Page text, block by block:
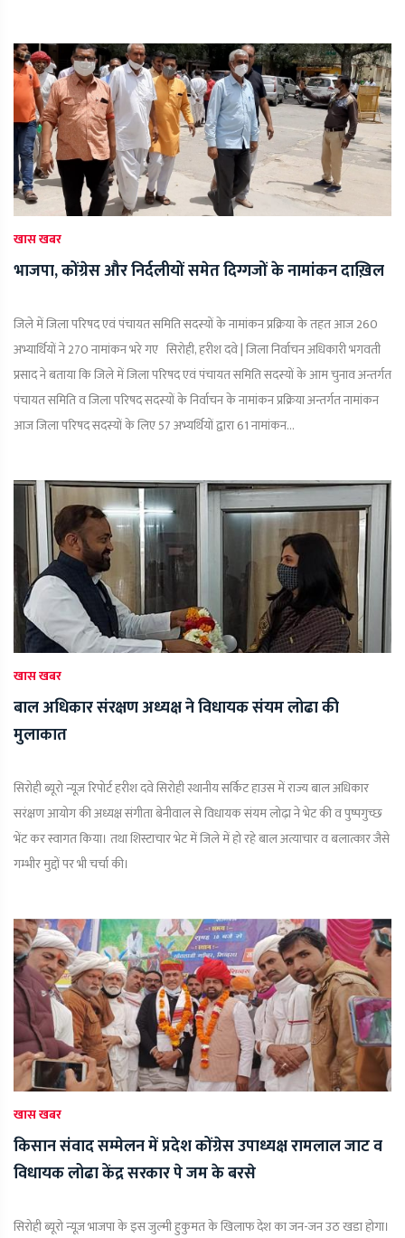
खास खबर
भाजपा, कोंग्रेस और निर्दलीयों समेत दिग्गजों के नामांकन दाख़िल
जिले में जिला परिषद एवं पंचायत समिति सदस्यों के नामांकन प्रक्रिया के तहत आज 260
अभ्यार्थियों ने 270 नामांकन भरे गए सिरोही, हरीश दवे | जिला निर्वाचन अधिकारी भगवती
प्रसाद ने बताया कि जिले में जिला परिषद एवं पंचायत समिति सदस्यों के आम चुनाव अन्तर्गत
पंचायत समिति व जिला परिषद सदस्यों के निर्वाचन के नामांकन प्रक्रिया अन्तर्गत नामांकन
आज जिला परिषद सदस्यों के लिए 57 अभ्यर्थियों द्वारा 61 नामांकन...
खास खबर
बाल अधिकार संरक्षण अध्यक्ष ने विधायक संयम लोढा की
मुलाकात
सिरोही ब्यूरो न्यूज़ रिपोर्ट हरीश दवे सिरोही स्थानीय सर्किट हाउस में राज्य बाल अधिकार
सरंक्षण आयोग की अध्यक्ष संगीता बेनीवाल से विधायक संयम लोढ़ा ने भेट की व पुष्पगुच्छ
भेंट कर स्वागत किया। तथा शिस्टाचार भेट में जिले में हो रहे बाल अत्याचार व बलात्कार जैसे
गम्भीर मुद्दों पर भी चर्चा की।
खास खबर
किसान संवाद सम्मेलन में प्रदेश कोंग्रेस उपाध्यक्ष रामलाल जाट व
विधायक लोढा केंद्र सरकार पे जम के बरसे
सिरोही ब्यूरो न्यूज़ भाजपा के इस जुल्मी हुकुमत के खिलाफ देश का जन-जन उठ खडा होगा।